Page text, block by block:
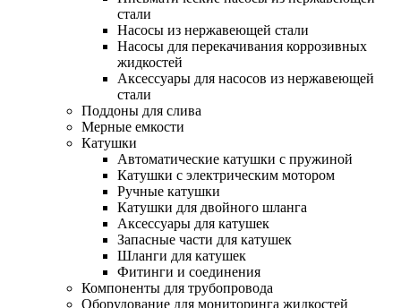
стали
Насосы из нержавеющей стали
Насосы для перекачивания коррозивных
жидкостей
Аксессуары для насосов из нержавеющей
стали
Поддоны для слива
Мерные емкости
Катушки
Автоматические катушки с пружиной
Катушки с электрическим мотором
Ручные катушки
Катушки для двойного шланга
Аксессуары для катушек
Запасные части для катушек
Шланги для катушек
Фитинги и соединения
Компоненты для трубопровода
Оборудование для мониторинга жидкостей